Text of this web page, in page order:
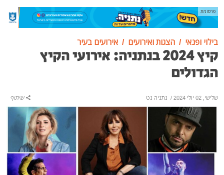
פרסומת
בילוי ופנאי הצגות ואירועים אירועים בעיר
קיץ 2024 בנתניה: אירועי הקיץ
הגדולים
שלישי, 02 יולי 2024 / נתניה נט שיתוף